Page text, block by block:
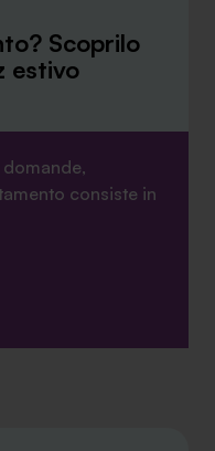
Scoprilo
estivo
consiste in